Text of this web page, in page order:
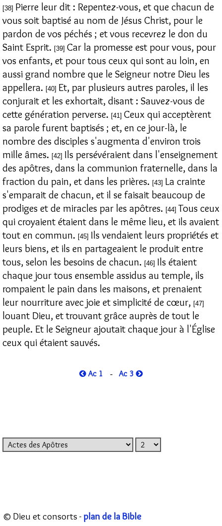
[38] Pierre leur dit : Repentez-vous, et que chacun de
vous soit baptisé au nom de Jésus Christ, pour le
pardon de vos péchés ; et vous recevrez le don du
Saint Esprit. [39] Car la promesse est pour vous, pour
vos enfants, et pour tous ceux qui sont au loin, en
aussi grand nombre que le Seigneur notre Dieu les
appellera. [40] Et, par plusieurs autres paroles, il les
conjurait et les exhortait, disant : Sauvez-vous de
cette génération perverse. [41] Ceux qui acceptèrent
sa parole furent baptisés ; et, en ce jour-là, le
nombre des disciples s'augmenta d'environ trois
mille âmes. [42] Ils persévéraient dans l'enseignement
des apôtres, dans la communion fraternelle, dans la
fraction du pain, et dans les prières. [43] La crainte
s'emparait de chacun, et il se faisait beaucoup de
prodiges et de miracles par les apôtres. [44] Tous ceux
qui croyaient étaient dans le même lieu, et ils avaient
tout en commun. [45] Ils vendaient leurs propriétés et
leurs biens, et ils en partageaient le produit entre
tous, selon les besoins de chacun. [46] Ils étaient
chaque jour tous ensemble assidus au temple, ils
rompaient le pain dans les maisons, et prenaient
leur nourriture avec joie et simplicité de cœur, [47]
louant Dieu, et trouvant grâce auprès de tout le
peuple. Et le Seigneur ajoutait chaque jour à l'Église
ceux qui étaient sauvés.
Ac 1 - Ac 3
© Dieu et consorts - plan de la Bible